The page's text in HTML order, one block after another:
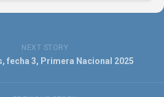
NEXT STORY
fecha 3, Primera Nacional 2025